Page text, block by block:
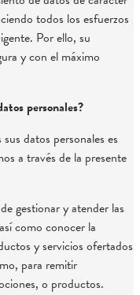
todos los esfuerzos
Por ello, su
y con el máximo
personales?
datos personales es
a través de la presente
gestionar y atender las
como conocer la
y servicios ofertados
para remitir
o productos.